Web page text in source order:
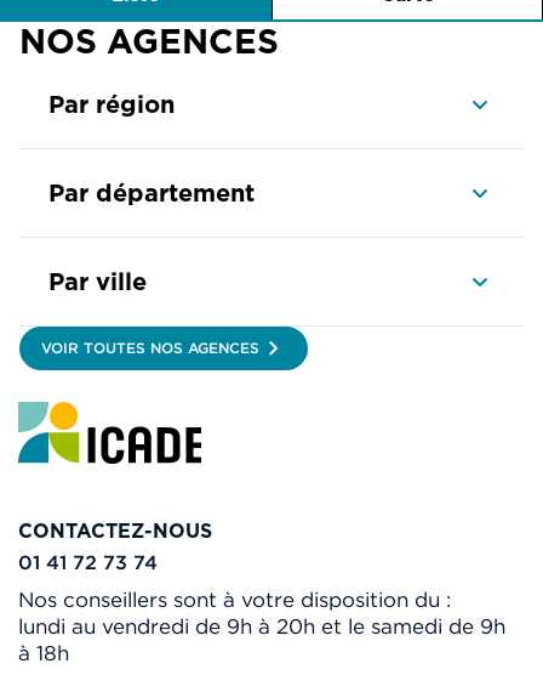
NOS AGENCES
Par région
Par département
Par ville
VOIR TOUTES NOS AGENCES
CONTACTEZ-NOUS
01 41 72 73 74
Nos conseillers sont à votre disposition du :
lundi au vendredi de 9h à 20h et le samedi de 9h
à 18h